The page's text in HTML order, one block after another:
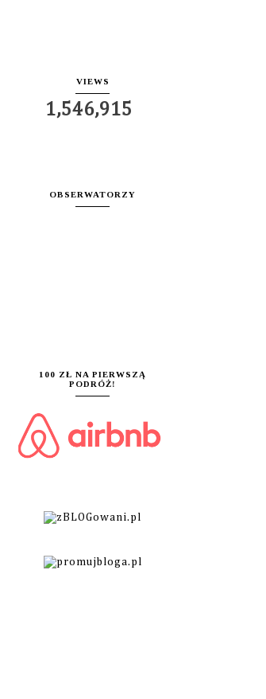
VIEWS
1,546,915
OBSERWATORZY
100 ZŁ NA PIERWSZĄ
PODRÓŻ!